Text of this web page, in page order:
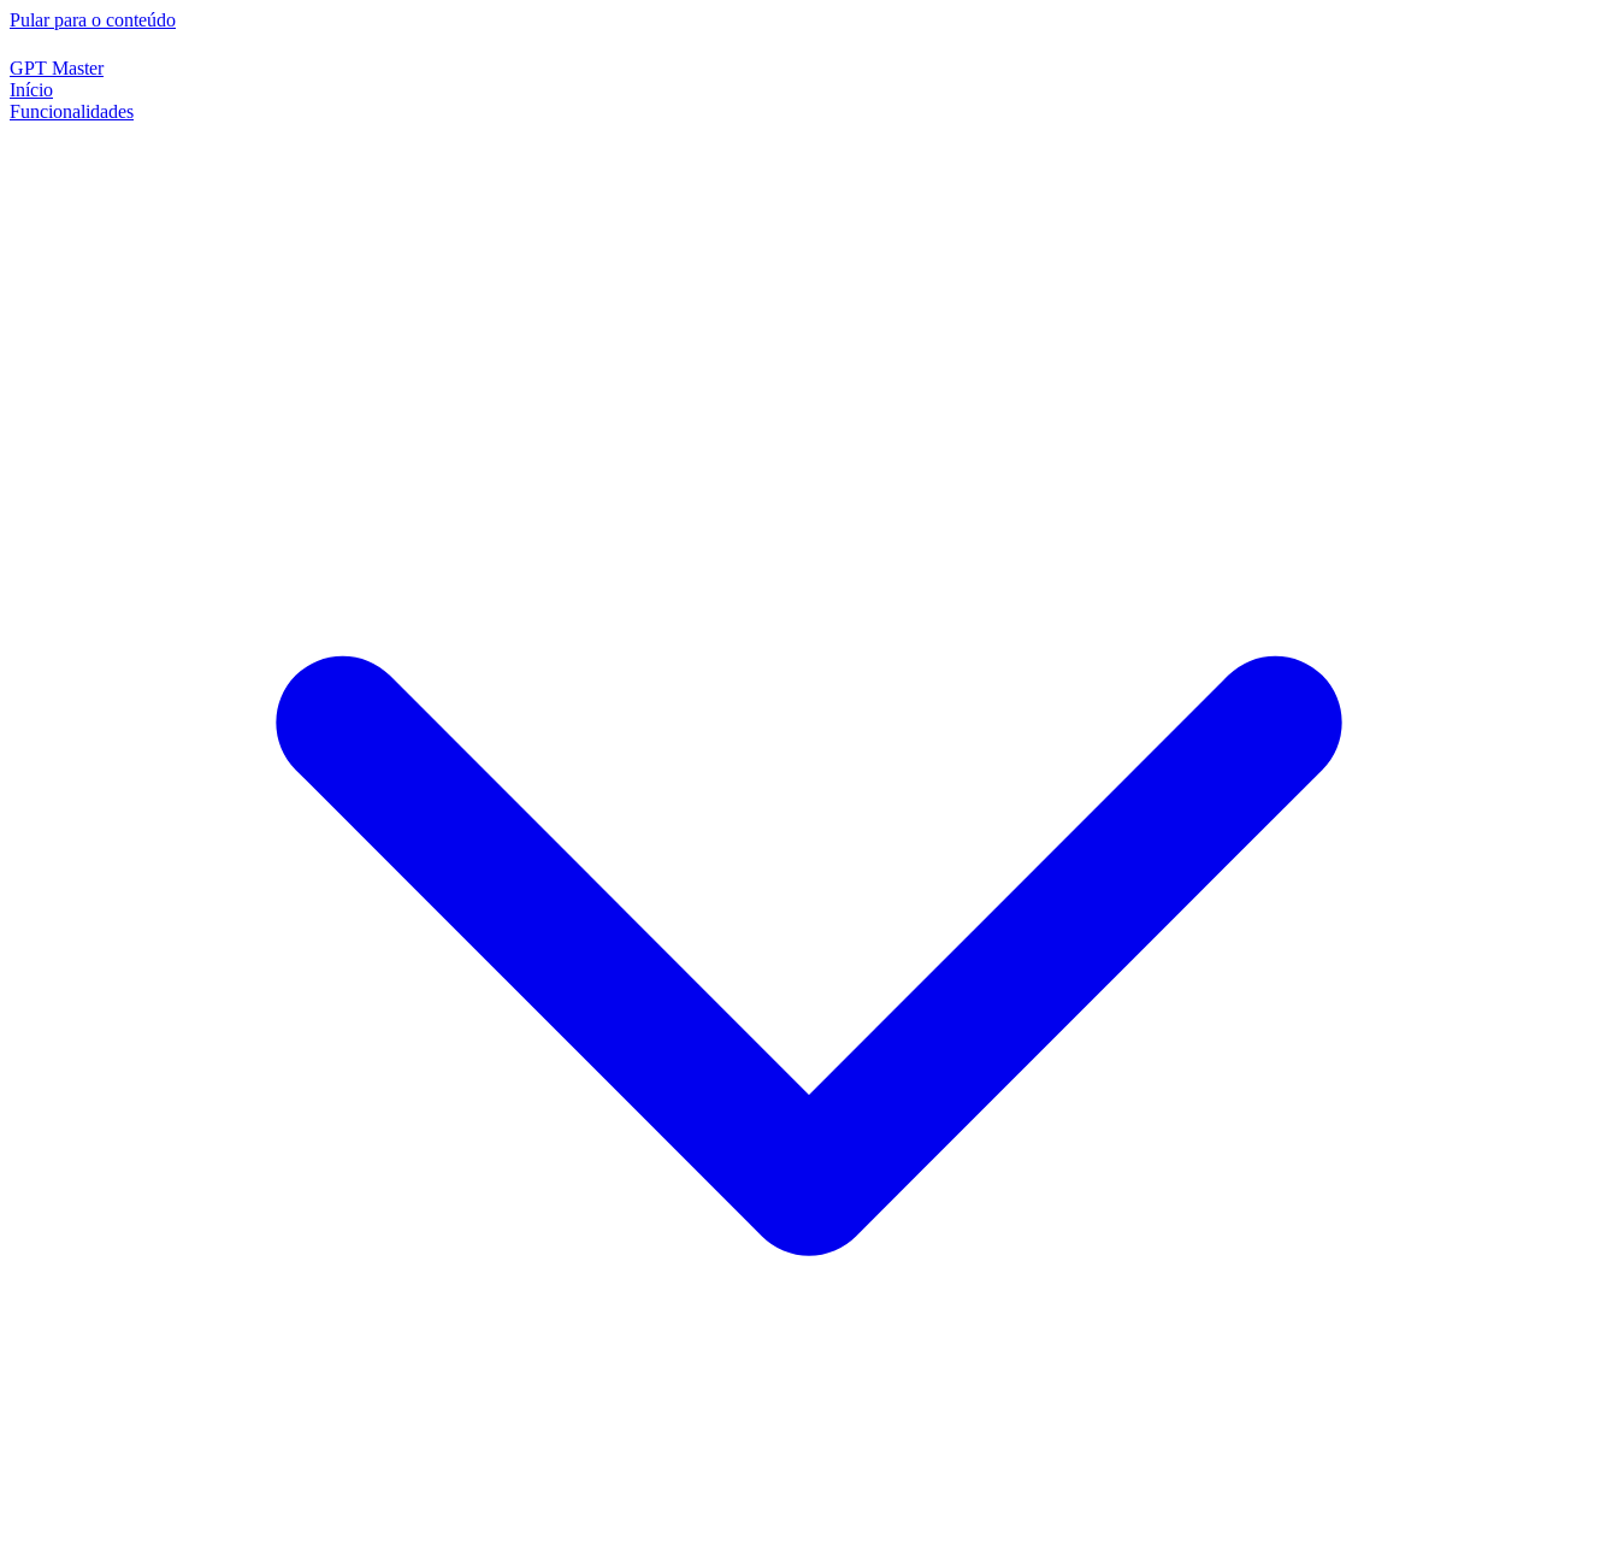
Pular para o conteúdo
GPT Master
Início
Funcionalidades